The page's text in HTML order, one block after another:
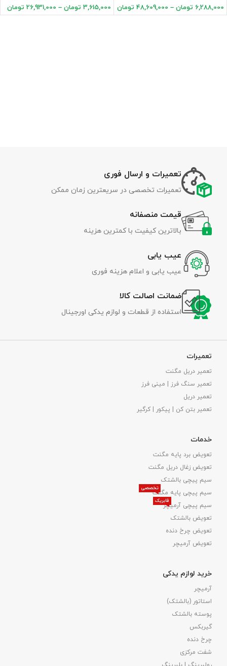
6,288,000 تومان –
48,609,000 تومان 3,615,000 تومان –
26,931,000 تومان
تعمیرات و ارسال فوری
تعمیرات تخصصی در سریعترین زمان ممکن
قیمت منصفانه
بالاترین کیفیت با کمترین هزینه
عیب یابی
عیب یابی و اعلام هزینه فوری
ضمانت اصالت کالا
استفاده از قطعات و لوازم یدکی اورجینال
تعمیرات
تعمیر دریل مگنت
تعمیر سنگ فرز | مینی فرز
تعمیر دریل
تعمیر بتن کن | پیکور | کرگیر
خدمات
تعویض برد پایه مگنت
تعویض زغال دریل مگنت
سیم پیچی بالشتک
سیم پیچی پایه مگنت
تخصصی
سیم پیچی آرمیچر
فابریک
تعویض بالشتک​
تعویض چرخ دنده
تعویض آرمیچر
خرید لوازم یدکی
آرمیچر
استاتور (بالشتک)
پوسته بالشتک
گیربکس
چرخ دنده
شفت مرکزی